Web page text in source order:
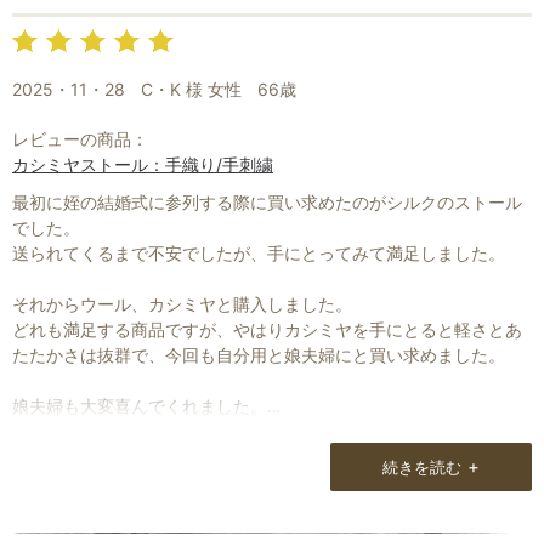
2025・11・28 C・K 様 女性 66歳
レビューの商品：
カシミヤストール：手織り/手刺繍
最初に姪の結婚式に参列する際に買い求めたのがシルクのストール
でした。
送られてくるまで不安でしたが、手にとってみて満足しました。
それからウール、カシミヤと購入しました。
どれも満足する商品ですが、やはりカシミヤを手にとると軽さとあ
たたかさは抜群で、今回も自分用と娘夫婦にと買い求めました。
娘夫婦も大変喜んでくれました。
いましたが、サイトで最初に目にした時から気になっていた商品で
主人の勧めもあって思い切って（少し高額ではあった）購入しまし
続きを読む +